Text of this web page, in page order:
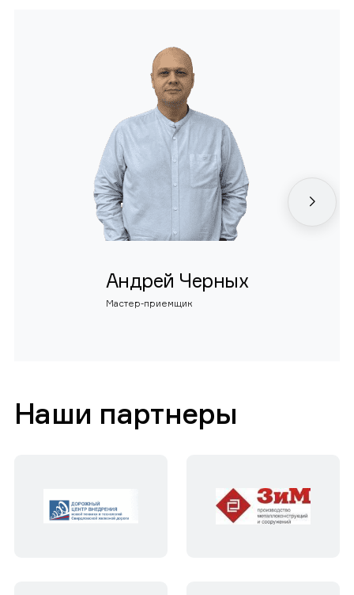
Андрей Черных
Мастер-приемщик
Наши партнеры